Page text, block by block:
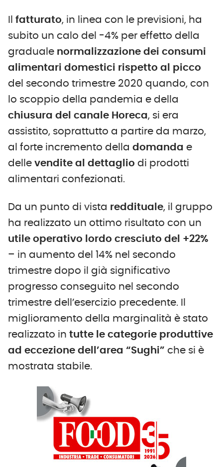
fatturato, in linea con le previsioni, ha
subito un calo del -4% per effetto della
graduale normalizzazione dei consumi
alimentari domestici rispetto al picco
del secondo trimestre 2020 quando, con
lo scoppio della pandemia e della
chiusura del canale Horeca, si era
assistito, soprattutto a partire da marzo,
al forte incremento della domanda e
delle vendite al dettaglio di prodotti
alimentari confezionati.
Da un punto di vista reddituale, il gruppo
ha realizzato un ottimo risultato con un
utile operativo lordo cresciuto del +22%
– in aumento del 14% nel secondo
trimestre dopo il già significativo
progresso conseguito nel secondo
trimestre dell’esercizio precedente. Il
miglioramento della marginalità è stato
realizzato in tutte le categorie produttive
ad eccezione dell’area “Sughi” che si è
mostrata stabile.